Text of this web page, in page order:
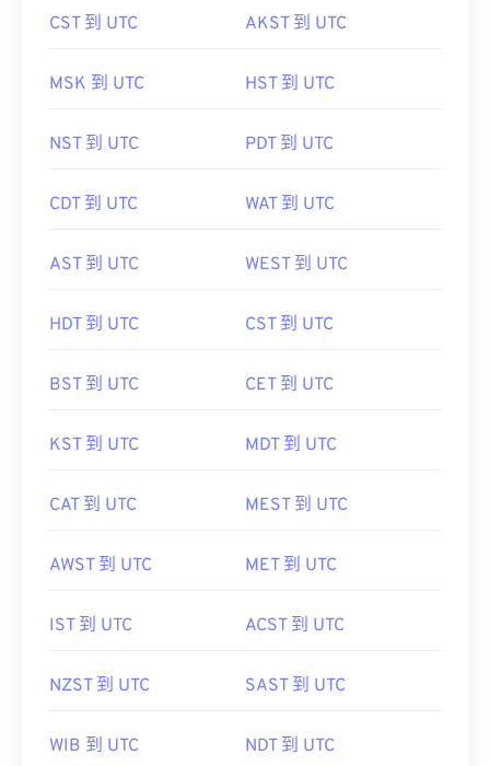
CST 到 UTC AKST 到 UTC
MSK 到 UTC HST 到 UTC
NST 到 UTC PDT 到 UTC
CDT 到 UTC WAT 到 UTC
AST 到 UTC WEST 到 UTC
HDT 到 UTC CST 到 UTC
BST 到 UTC CET 到 UTC
KST 到 UTC MDT 到 UTC
CAT 到 UTC MEST 到 UTC
AWST 到 UTC MET 到 UTC
IST 到 UTC ACST 到 UTC
NZST 到 UTC SAST 到 UTC
WIB 到 UTC NDT 到 UTC